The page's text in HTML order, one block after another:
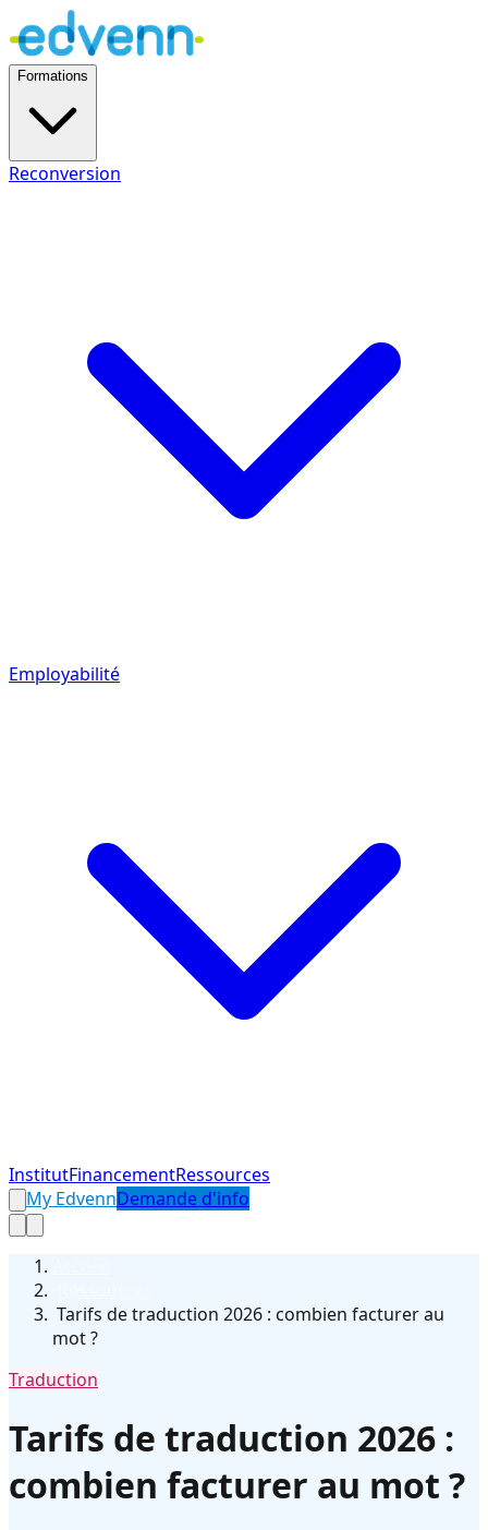
Formations
Reconversion
Employabilité
InstitutFinancementRessources
My EdvennDemande d'info
Tarifs de traduction 2026 : combien facturer au
mot ?
Traduction
Tarifs de traduction 2026 :
combien facturer au mot ?